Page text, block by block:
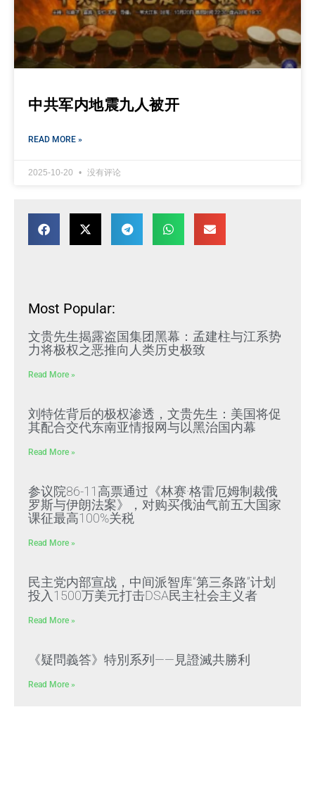
中共军内地震九人被开
READ MORE »
2025-10-20 没有评论
Most Popular:
文贵先生揭露盗国集团黑幕：孟建柱与江系势
力将极权之恶推向人类历史极致
Read More »
刘特佐背后的极权渗透，文贵先生：美国将促
其配合交代东南亚情报网与以黑治国内幕
Read More »
参议院86-11高票通过《林赛·格雷厄姆制裁俄
罗斯与伊朗法案》，对购买俄油气前五大国家
课征最高100%关税
Read More »
民主党内部宣战，中间派智库“第三条路”计划
投入1500万美元打击DSA民主社会主义者
Read More »
《疑問義答》特別系列——見證滅共勝利
Read More »